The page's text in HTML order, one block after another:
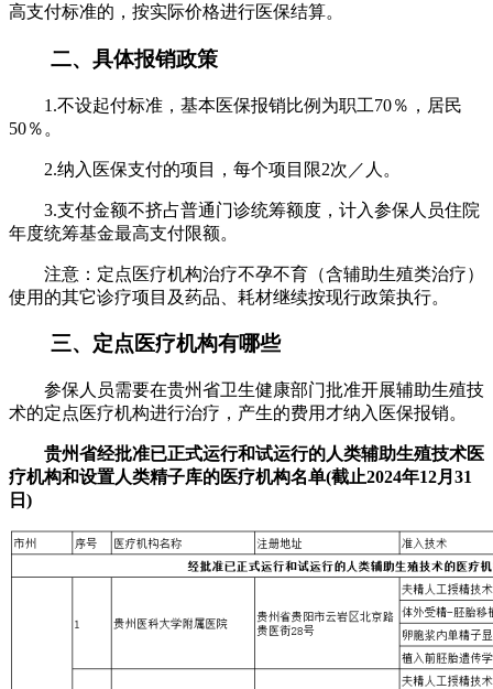
高支付标准的，按实际价格进行医保结算。
二、具体报销政策
1.不设起付标准，基本医保报销比例为职工70％，居民
50％。
2.纳入医保支付的项目，每个项目限2次／人。
3.支付金额不挤占普通门诊统筹额度，计入参保人员住院
年度统筹基金最高支付限额。
注意：定点医疗机构治疗不孕不育（含辅助生殖类治疗）
使用的其它诊疗项目及药品、耗材继续按现行政策执行。
三、定点医疗机构有哪些
参保人员需要在贵州省卫生健康部门批准开展辅助生殖技
术的定点医疗机构进行治疗，产生的费用才纳入医保报销。
贵州省经批准已正式运行和试运行的人类辅助生殖技术医
疗机构和设置人类精子库的医疗机构名单(截止2024年12月31
日)